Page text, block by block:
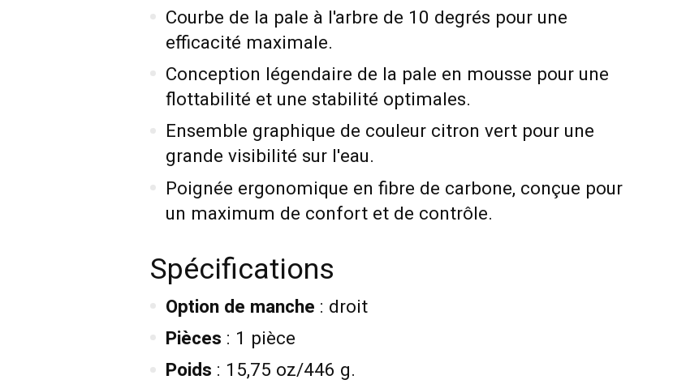
Courbe de la pale à l'arbre de 10 degrés pour une
efficacité maximale.
Conception légendaire de la pale en mousse pour une
flottabilité et une stabilité optimales.
Ensemble graphique de couleur citron vert pour une
grande visibilité sur l'eau.
Poignée ergonomique en fibre de carbone, conçue pour
un maximum de confort et de contrôle.
Spécifications
Option de manche : droit
Pièces : 1 pièce
Poids : 15,75 oz/446 g.